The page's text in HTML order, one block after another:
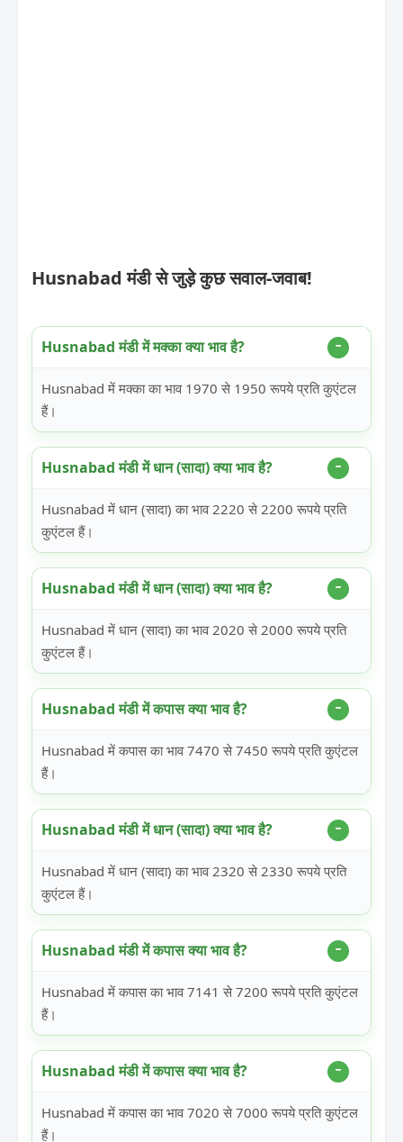
Husnabad मंडी से जुड़े कुछ सवाल-जवाब!
Husnabad मंडी में मक्का क्या भाव है?
Husnabad में मक्का का भाव 1970 से 1950 रूपये प्रति कुएंटल
हैं।
Husnabad मंडी में धान (सादा) क्या भाव है?
Husnabad में धान (सादा) का भाव 2220 से 2200 रूपये प्रति
कुएंटल हैं।
Husnabad मंडी में धान (सादा) क्या भाव है?
Husnabad में धान (सादा) का भाव 2020 से 2000 रूपये प्रति
कुएंटल हैं।
Husnabad मंडी में कपास क्या भाव है?
Husnabad में कपास का भाव 7470 से 7450 रूपये प्रति कुएंटल
हैं।
Husnabad मंडी में धान (सादा) क्या भाव है?
Husnabad में धान (सादा) का भाव 2320 से 2330 रूपये प्रति
कुएंटल हैं।
Husnabad मंडी में कपास क्या भाव है?
Husnabad में कपास का भाव 7141 से 7200 रूपये प्रति कुएंटल
हैं।
Husnabad मंडी में कपास क्या भाव है?
Husnabad में कपास का भाव 7020 से 7000 रूपये प्रति कुएंटल
हैं।